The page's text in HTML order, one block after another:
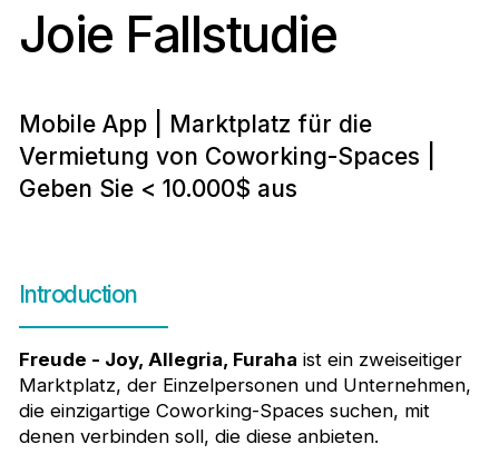
Joie Fallstudie
Mobile App | Marktplatz für die
Vermietung von Coworking-Spaces |
Geben Sie < 10.000$ aus
Introduction
Freude - Joy, Allegria, Furaha ist ein zweiseitiger
Marktplatz, der Einzelpersonen und Unternehmen,
die einzigartige Coworking-Spaces suchen, mit
denen verbinden soll, die diese anbieten.